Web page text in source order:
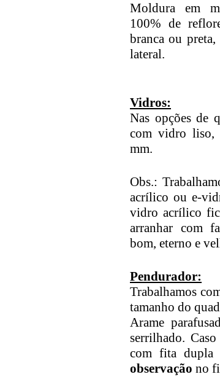
Moldura em
100% de
branca ou
lateral.
Vidros:
Nas opções de
com vidro liso,
mm.
Obs.:
acrílico ou e-
vidro acrílico
arranhar com
bom, eterno e
Pendurador:
Trabalhamos
tamanho do
Arame
serrilhado.
com fita dupla
observação no